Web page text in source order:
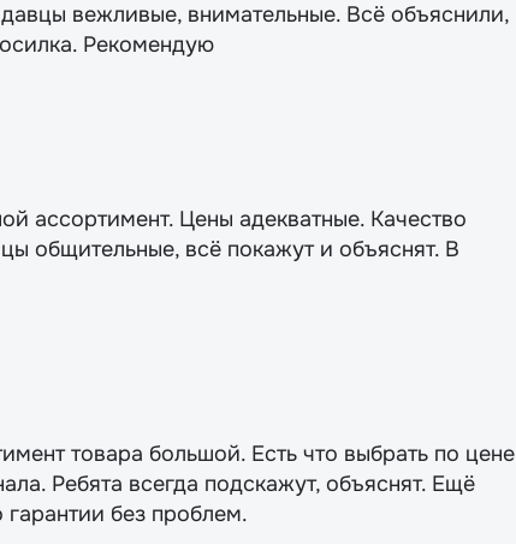
вежливые, внимательные. Всё объяснили,
Рекомендую
ассортимент. Цены адекватные. Качество
общительные, всё покажут и объяснят. В
товара большой. Есть что выбрать по цене
Ребята всегда подскажут, объяснят. Ещё
без проблем.